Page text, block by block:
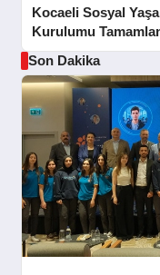
Kocaeli Sosyal
Kurulumu
Son Dakika